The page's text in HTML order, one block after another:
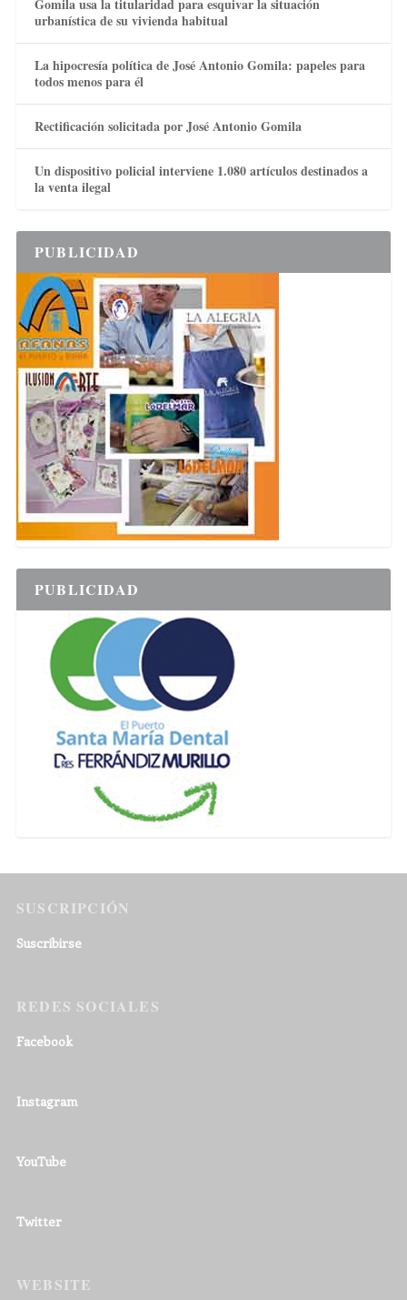
urbanística de su vivienda habitual
La hipocresía política de José Antonio Gomila: papeles para
todos menos para él
Rectificación solicitada por José Antonio Gomila
Un dispositivo policial interviene 1.080 artículos destinados a
la venta ilegal
PUBLICIDAD
PUBLICIDAD
SUSCRIPCIÓN
Suscribirse
REDES SOCIALES
Facebook
Instagram
YouTube
Twitter
WEBSITE